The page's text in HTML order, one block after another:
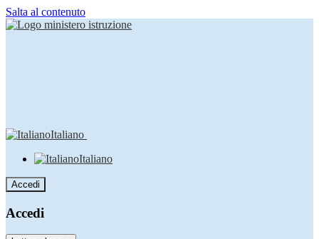
Salta al contenuto
Italiano
Italiano
Accedi
Accedi